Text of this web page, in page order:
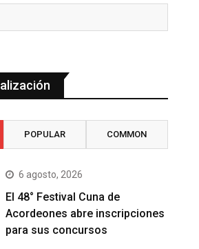
POPULAR COMMON
6 agosto, 2026
El 48° Festival Cuna de
Acordeones abre inscripciones
para sus concursos